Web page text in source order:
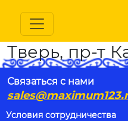
Тверь, пр-т
Связаться с нами
Условия сотрудничества